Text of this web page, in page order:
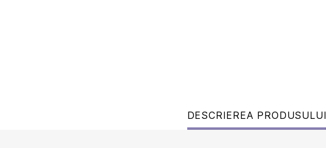
DESCRIEREA PRODUSULUI